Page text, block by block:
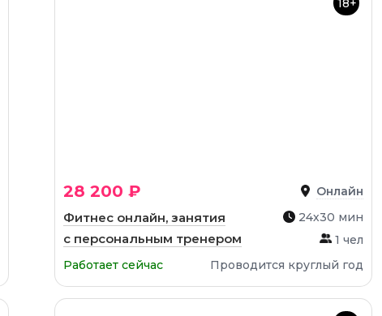
18+
28 200 ₽ Онлайн
Фитнес онлайн, занятия
с персональным тренером
24х30 мин
1 чел
Работает сейчас
Проводится круглый год